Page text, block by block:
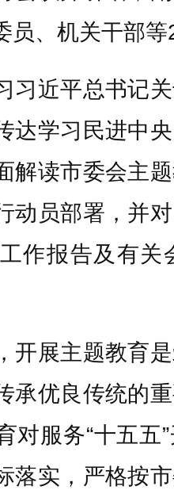
员、机关干部
近平总书记关
达学习民进中
解读市委会主
动员部署，并
作报告及有关
展主题教育是
承优良传统的
对服务“十五五
落实，严格按